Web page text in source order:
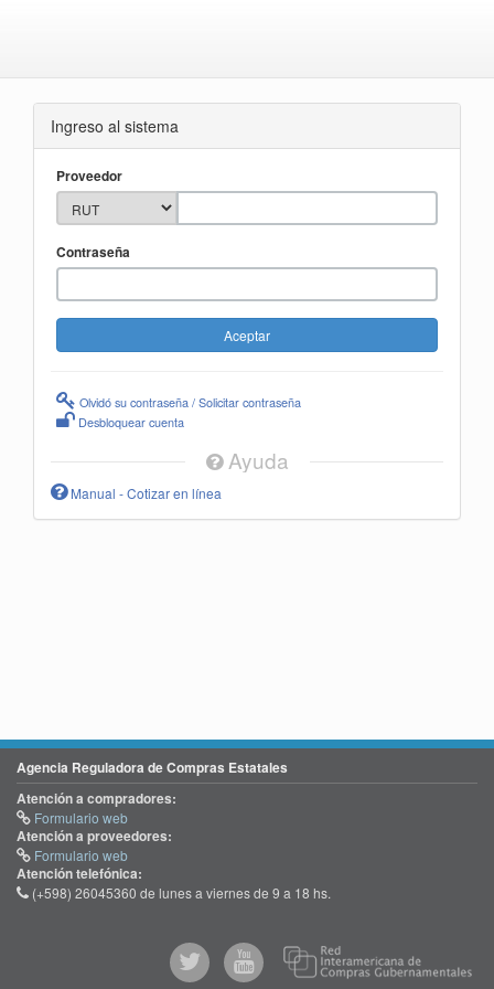
Ingreso al sistema
Proveedor
Contraseña
Olvidó su contraseña / Solicitar contraseña
Desbloquear cuenta
Ayuda
Manual - Cotizar en línea
Agencia Reguladora de Compras Estatales
Atención a compradores:
Formulario web
Atención a proveedores:
Formulario web
Atención telefónica:
(+598) 26045360 de lunes a viernes de 9 a 18 hs.
@comprasgubuy
ACCE